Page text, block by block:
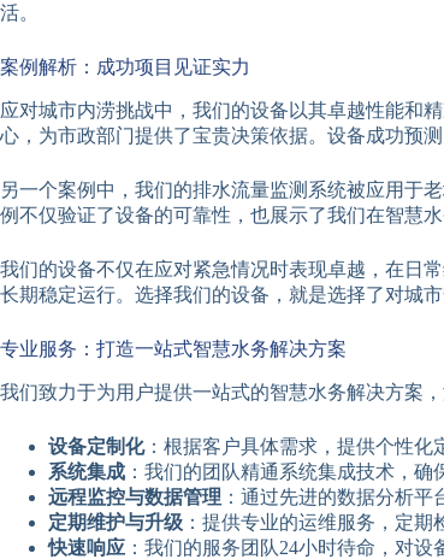
活。
案例解析：成功项目见证实力
应对城市内涝挑战中，我们的设备以其卓越性能和
心，为市政部门提供了宝贵决策依据。设备成功预
另一个案例中，我们的排水流量监测系统被应用于
例不仅验证了设备的可靠性，也展示了我们在智慧水
我们的设备不仅在应对紧急情况时表现卓越，在日
长期稳定运行。选择我们的设备，就是选择了对城市
专业服务：打造一站式智慧水务解决方案
我们致力于为用户提供一站式的智慧水务解决方案
设备定制化：根据客户具体需求，提供个性化
系统集成 ：我们的团队精通系统集成技术，确
远程监控与数据管理 ：通过先进的数据分析
定期维护与升级 ：提供专业的运维服务，定
快速响应 ：我们的服务团队24小时待命，对